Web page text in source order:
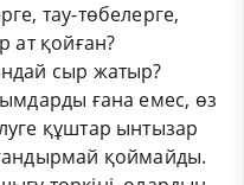
тау-төбелерге,
ат қойған?
сыр жатыр?
ғана емес, өз
құштар ынтызар
қоймайды.